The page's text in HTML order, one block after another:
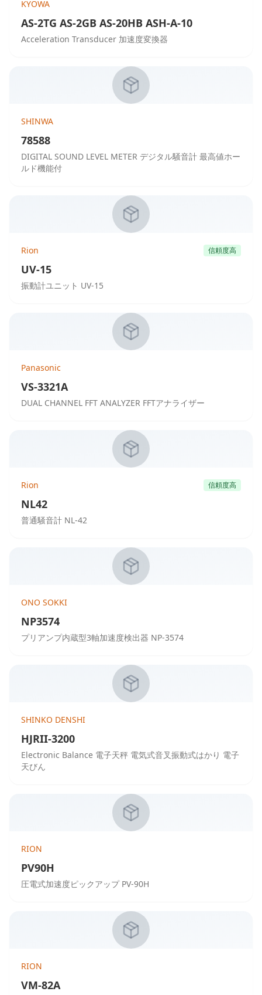
KYOWA
AS-2TG AS-2GB AS-20HB ASH-A-10
Acceleration Transducer 加速度変換器
SHINWA
78588
DIGITAL SOUND LEVEL METER デジタル騒音計 最高値ホー
ルド機能付
Rion 信頼度高
UV-15
振動計ユニット UV-15
Panasonic
VS-3321A
DUAL CHANNEL FFT ANALYZER FFTアナライザー
Rion 信頼度高
NL42
普通騒音計 NL-42
ONO SOKKI
NP3574
プリアンプ内蔵型3軸加速度検出器 NP-3574
SHINKO DENSHI
HJRII-3200
Electronic Balance 電子天秤 電気式音叉振動式はかり 電子
天びん
RION
PV90H
圧電式加速度ピックアップ PV-90H
RION
VM-82A